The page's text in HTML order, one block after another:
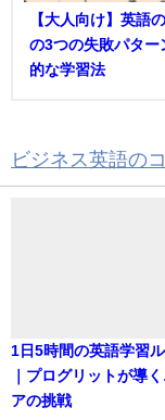
【大人向け】英語
の3つの失敗パター
的な学習法
ビジネス英語の
1日5時間の英語学習
｜プログリットが導
アの挑戦